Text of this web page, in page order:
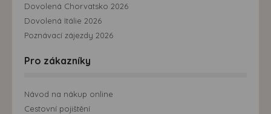
Dovolená Chorvatsko 2026
Dovolená Itálie 2026
Poznávací zájezdy 2026
Pro zákazníky
Návod na nákup online
Cestovní pojištění